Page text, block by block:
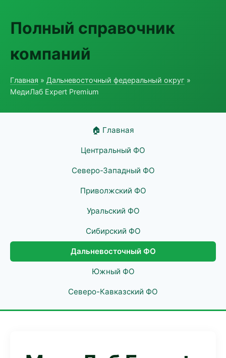
Полный справочник
компаний
Главная » Дальневосточный федеральный округ »
МедиЛаб Expert Premium
🏠 Главная
Центральный ФО
Северо-Западный ФО
Приволжский ФО
Уральский ФО
Сибирский ФО
Дальневосточный ФО
Южный ФО
Северо-Кавказский ФО